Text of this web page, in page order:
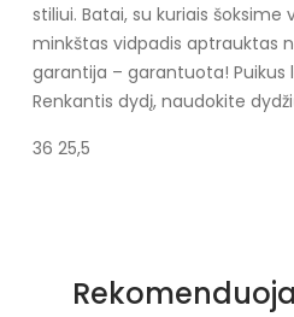
stiliui. Batai, su kuriais šoksime
minkštas vidpadis aptrauktas
garantija – garantuota! Puikus
Renkantis dydį, naudokite
36 25,5